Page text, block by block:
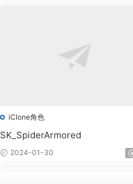
iClone角色
SK_SpiderArmored
2024-01-30